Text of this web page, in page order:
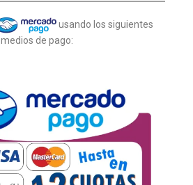
usando los siguientes
medios de pago: